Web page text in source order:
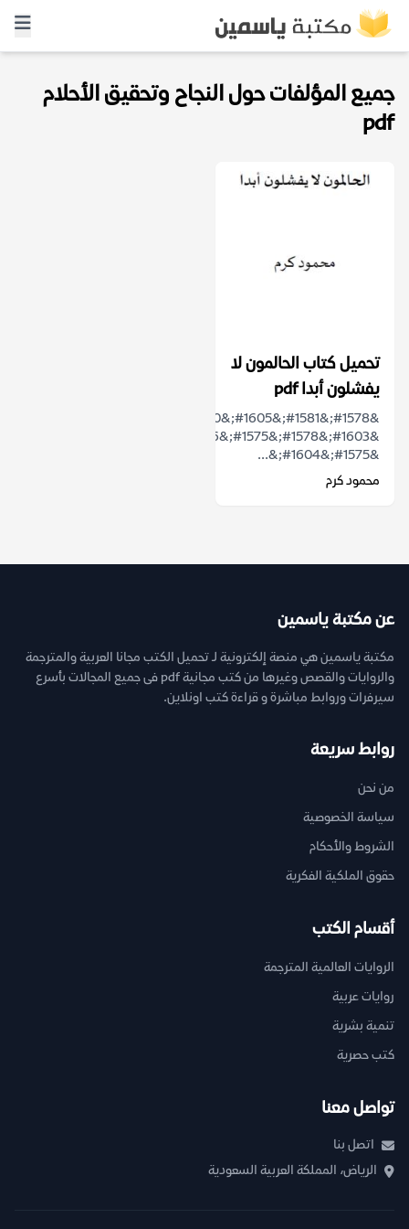
جميع المؤلفات حول النجاح وتحقيق الأحلام
pdf
تحميل كتاب الحالمون لا
يفشلون أبدا pdf
&#1575;&#1604;&...
محمود كرم
عن مكتبة ياسمين
مكتبة ياسمين هي منصة إلكترونية لـ تحميل الكتب مجانا العربية والمترجمة
والروايات والقصص وغيرها من كتب مجانية pdf فى جميع المجالات بأسرع
سيرفرات وروابط مباشرة و قراءة كتب اونلاين.
روابط سريعة
من نحن
سياسة الخصوصية
الشروط والأحكام
حقوق الملكية الفكرية
أقسام الكتب
الروايات العالمية المترجمة
روايات عربية
تنمية بشرية
كتب حصرية
تواصل معنا
اتصل بنا
الرياض، المملكة العربية السعودية